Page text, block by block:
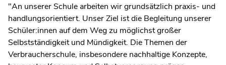
"An unserer Schule arbeiten wir grundsätzlich praxis- und
handlungsorientiert. Unser Ziel ist die Begleitung unserer
Schüler:innen auf dem Weg zu möglichst großer
Selbstständigkeit und Mündigkeit. Die Themen der
Verbraucherschule, insbesondere nachhaltige Konzepte,